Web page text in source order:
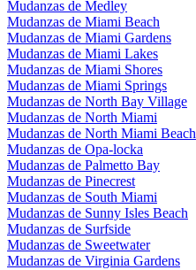
Mudanzas de Medley
Mudanzas de Miami Beach
Mudanzas de Miami Gardens
Mudanzas de Miami Lakes
Mudanzas de Miami Shores
Mudanzas de Miami Springs
Mudanzas de North Bay Village
Mudanzas de North Miami
Mudanzas de North Miami Beach
Mudanzas de Opa-locka
Mudanzas de Palmetto Bay
Mudanzas de Pinecrest
Mudanzas de South Miami
Mudanzas de Sunny Isles Beach
Mudanzas de Surfside
Mudanzas de Sweetwater
Mudanzas de Virginia Gardens